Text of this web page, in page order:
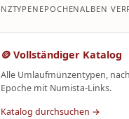
EPOCHENALBEN
🪙 Vollständiger Katalog
Alle Umlaufmünzentypen, nach
Epoche mit Numista-Links.
Katalog durchsuchen →